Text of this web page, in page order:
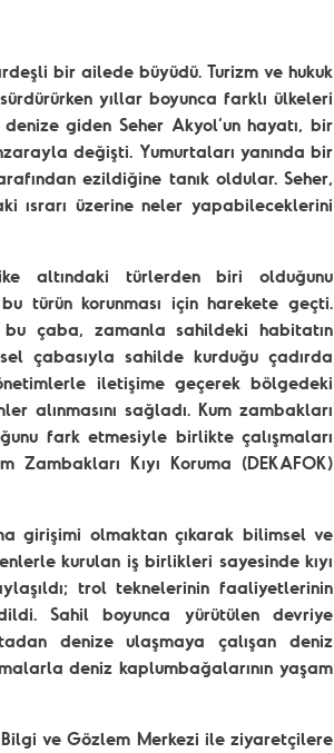
bir ailede büyüdü. Turizm ve hukuk
yıllar boyunca farklı ülkeleri
giden Seher Akyol’un hayatı, bir
değişti. Yumurtaları yanında bir
ezildiğine tanık oldular. Seher,
ısrarı üzerine neler yapabileceklerini
altındaki türlerden biri olduğunu
türün korunması için harekete geçti.
bu çaba, zamanla sahildeki habitatın
çabasıyla sahilde kurduğu çadırda
iletişime geçerek bölgedeki
alınmasını sağladı. Kum zambakları
fark etmesiyle birlikte çalışmaları
Kıyı Koruma (DEKAFOK)
girişimi olmaktan çıkarak bilimsel ve
kurulan iş birlikleri sayesinde kıyı
trol teknelerinin faaliyetlerinin
Sahil boyunca yürütülen devriye
denize ulaşmaya çalışan deniz
deniz kaplumbağalarının yaşam
ve Gözlem Merkezi ile ziyaretçilere